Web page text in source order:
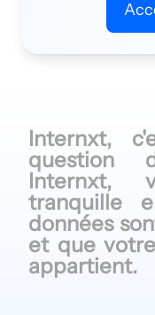
Internxt,
question
Internxt,
tranquille
données
et que
appartient.